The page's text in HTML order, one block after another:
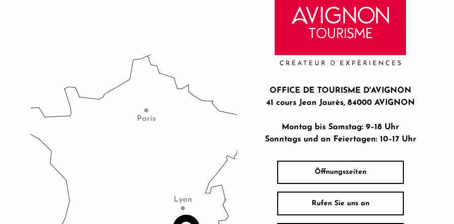
OFFICE DE TOURISME D'AVIGNON
41 cours Jean Jaurès, 84000 AVIGNON
Montag bis Samstag: 9–18 Uhr
Sonntags und an Feiertagen: 10–17 Uhr
Öffnungszeiten
Rufen Sie uns an